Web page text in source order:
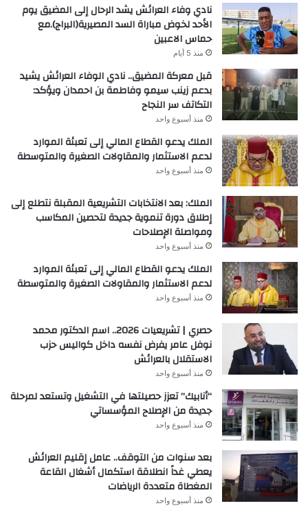
نادي وفاء العرائش يشد الرحال إلى المضيق يوم
الأحد لخوض مباراة السد المصيرية(البراج).مع
حماس الاعبين
منذ 5 أيام
قبل معركة المضيق.. نادي الوفاء العرائش يشيد
بدعم زينب سيمو وفاطمة بن احمدان ويؤكد:
التكاتف سر النجاح
منذ أسبوع واحد
الملك يدعو القطاع المالي إلى تعبئة الموارد
لدعم الاستثمار والمقاولات الصغيرة والمتوسطة
منذ أسبوع واحد
الملك: بعد الانتخابات التشريعية المقبلة نتطلع إلى
إطلاق دورة تنموية جديدة لتحصين المكاسب
ومواصلة الإصلاحات
منذ أسبوع واحد
الملك يدعو القطاع المالي إلى تعبئة الموارد
لدعم الاستثمار والمقاولات الصغيرة والمتوسطة
منذ أسبوع واحد
حصري | تشريعيات 2026.. اسم الدكتور محمد
نوفل عامر يفرض نفسه داخل كواليس حزب
الاستقلال بالعرائش
منذ أسبوع واحد
“أنابيك” تعزز حصيلتها في التشغيل وتستعد لمرحلة
جديدة من الإصلاح المؤسساتي
منذ أسبوع واحد
بعد سنوات من التوقف.. عامل إقليم العرائش
يعطي غداً انطلاقة استكمال أشغال القاعة
المغطاة متعددة الرياضات
منذ أسبوع واحد